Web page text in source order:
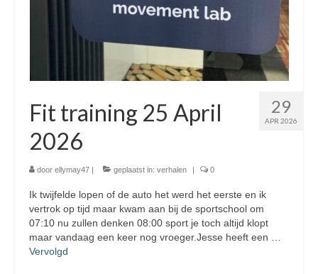
29
APR 2026
Fit training 25 April
2026
door ellymay47 | geplaatst in: verhalen | 0
Ik twijfelde lopen of de auto het werd het eerste en ik
vertrok op tijd maar kwam aan bij de sportschool om
07:10 nu zullen denken 08:00 sport je toch altijd klopt
maar vandaag een keer nog vroeger.Jesse heeft een …
Vervolgd